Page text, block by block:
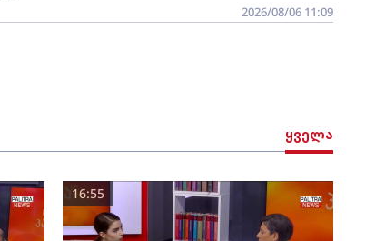
2026/08/06 11:09
ყველა
16:55